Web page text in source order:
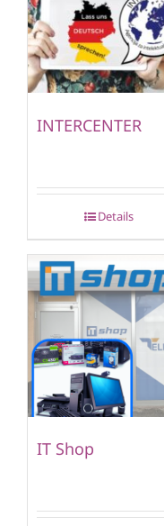
INTERCENTER
Details
IT Shop